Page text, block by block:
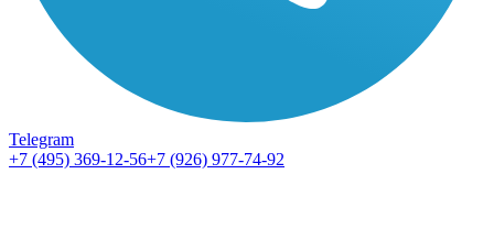
Telegram
+7 (495) 369-12-56+7 (926) 977-74-92